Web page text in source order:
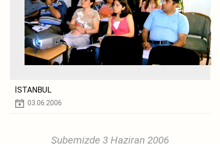
İSTANBUL
03.06.2006
Şubemizde 3 Haziran 2006